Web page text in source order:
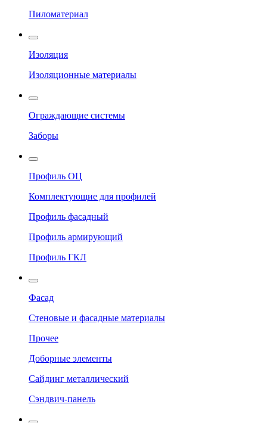
Пиломатериал
Изоляция
Изоляционные материалы
Ограждающие системы
Заборы
Профиль ОЦ
Комплектующие для профилей
Профиль фасадный
Профиль армирующий
Профиль ГКЛ
Фасад
Стеновые и фасадные материалы
Прочее
Доборные элементы
Сайдинг металлический
Сэндвич-панель